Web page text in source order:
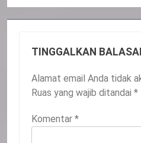
TINGGALKAN
Alamat email Anda tidak
Ruas yang wajib ditandai *
Komentar *